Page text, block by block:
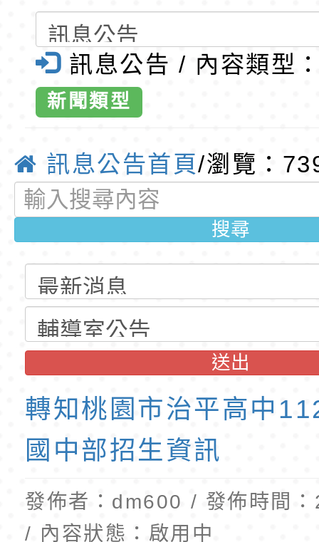
「115年食農教育專
訓練課程」，歡迎已
育專業人員資格者報
錄取公告-桃園市桃
民小學115學年度「
理人員」甄選
東門國小115學年度
梯特教代課教師甄選
公告(尚有缺額)
東門國小115學年度
梯特教代課教師甄選
公告(尚有缺額)
東門國小115學年度
梯特教代理教師甄選
公告(尚有缺額)
特殊教育學生及幼兒
明手冊(修訂版)與學
轉知臺中市政府政風
光城市手牽手，綠能
走」動畫影片
本府115年70歲以上
員健康講座「吃得安
心」，請退休同仁踴
清華光罩教學專業論
動時代中的好老師：
教師韌性
轉環境部「淨零綠領
程」
轉農業部桃園區農業
「115年食農教育專
訓練課程」，歡迎已
育專業人員資格者報
錄取公告-桃園市桃
民小學115學年度「
理人員」甄選
東門國小115學年度
梯特教代課教師甄選
公告(尚有缺額)
園市東門國
訊網-優質
訊息公告 / 內容類型
新聞類型
訊息公告首頁/瀏覽：
搜尋
送出
轉知桃園市治平高中
國中部招生資訊
發佈者：dm600 / 發佈時間
/ 內容狀態：啟用中